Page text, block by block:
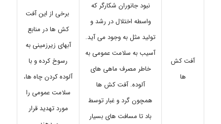
آفت کش
ها
نبود جانوران شکارگر که
واسطه اختلال در رشد و
تولید مثل به وجود می آید.
آسیب به سلامت عمومی به
خاطر مصرف ماهی های
آلوده. آفت کش ها
همچون گرد و غبار توسط
باد تا مسافت های بسیار
برخی از این آفت
کش ها در منابع
آبهای زیرزمینی به
رسوخ کرده و با
آلوده کردن چاه ها،
سلامت عمومی را
مورد تهدید قرار